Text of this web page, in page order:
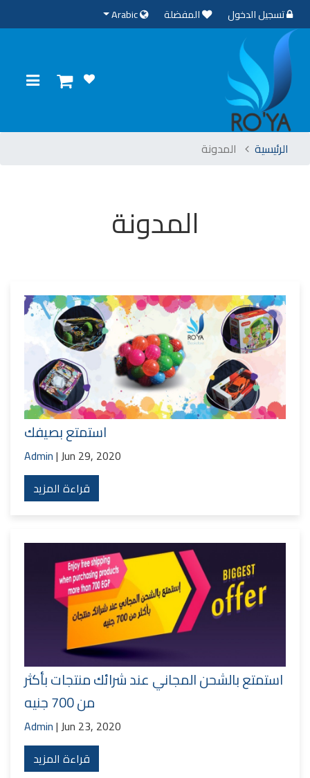
تسجيل الدخول المفضلة Arabic
الرئيسية المدونة
المدونة
استمتع بصيفك
Admin| Jun 29, 2020
قراءة المزيد
استمتع بالشحن المجاني عند شرائك منتجات بأكثر
من 700 جنيه
Admin| Jun 23, 2020
قراءة المزيد